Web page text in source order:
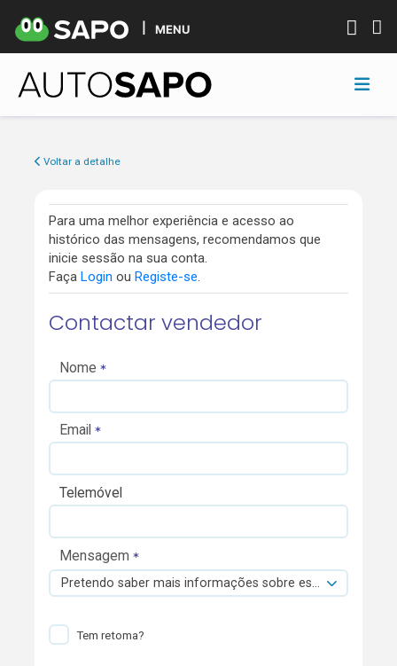
MENU
Voltar a detalhe
Para uma melhor experiência e acesso ao
histórico das mensagens, recomendamos que
inicie sessão na sua conta.
Faça Login ou Registe-se.
Contactar vendedor
Nome
Email
Telemóvel
Mensagem
Pretendo saber mais informações sobre esta viatura.
Tem retoma?